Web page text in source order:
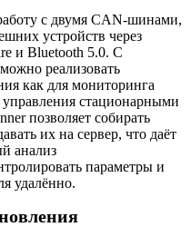
с двумя CAN-шинами,
устройств через
и Bluetooth 5.0. С
реализовать
как для мониторинга
управления стационарными
позволяет собирать
их на сервер, что даёт
анализ
параметры и
удалённо.